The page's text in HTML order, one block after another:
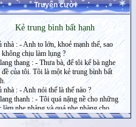
Truyện cười